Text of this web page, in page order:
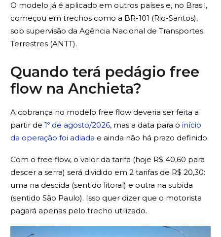
O modelo já é aplicado em outros países e, no Brasil,
começou em trechos como a BR-101 (Rio-Santos),
sob supervisão da Agência Nacional de Transportes
Terrestres (ANTT).
Quando terá pedágio free
flow na Anchieta?
A cobrança no modelo free flow deveria ser feita a
partir de 1º de agosto/2026, mas a data para o início
da operação foi adiada e ainda não há prazo definido.
Com o free flow, o valor da tarifa (hoje R$ 40,60 para
descer a serra) será dividido em 2 tarifas de R$ 20,30:
uma na descida (sentido litoral) e outra na subida
(sentido São Paulo). Isso quer dizer que o motorista
pagará apenas pelo trecho utilizado.